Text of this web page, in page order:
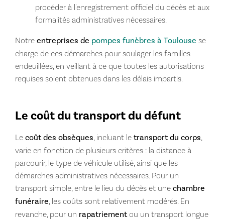
procéder à l'enregistrement officiel du décès et aux
formalités administratives nécessaires.
Notre entreprises de pompes funèbres à Toulouse se
charge de ces démarches pour soulager les familles
endeuillées, en veillant à ce que toutes les autorisations
requises soient obtenues dans les délais impartis.
Le coût du transport du défunt
Le coût des obsèques , incluant le transport du corps
varie en fonction de plusieurs critères : la distance à
parcourir, le type de véhicule utilisé, ainsi que les
démarches administratives nécessaires. Pour un
transport simple, entre le lieu du décès et une chambre
funéraire , les coûts sont relativement modérés. En
revanche, pour un rapatriementou un transport longue